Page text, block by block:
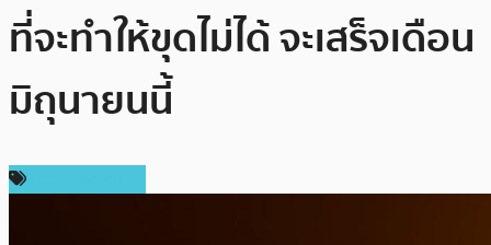
ที่จะทำให้ขุดไม่ได้ จะเสร็จเดือน
มิถุนายนนี้